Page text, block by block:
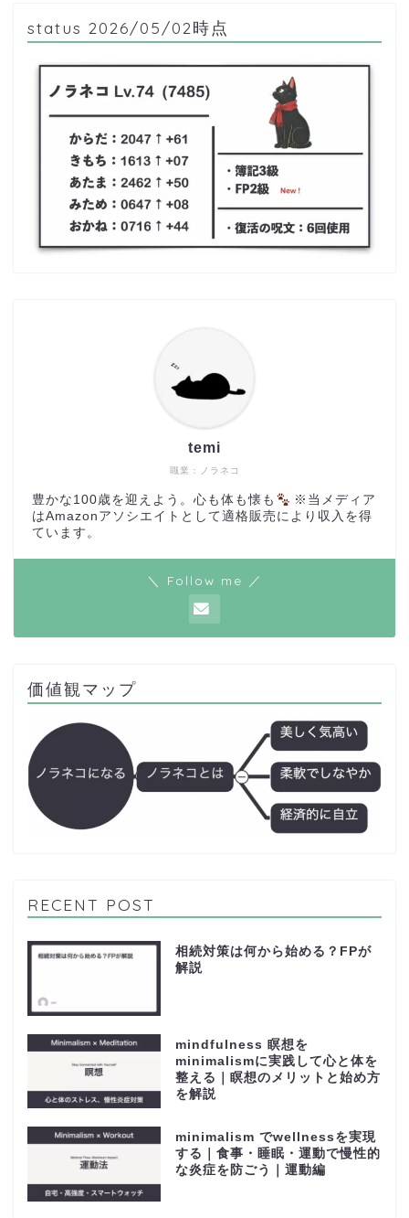
status 2026/05/02時点
職業：ノラネコ
temi
豊かな100歳を迎えよう。心も体も懐も
※当メディア
はAmazonアソシエイトとして適格販売により収入を得
ています。
＼ Follow me ／
価値観マップ
RECENT POST
相続対策は何から始める？FPが
解説
mindfulness 瞑想を
minimalismに実践して心と体を
整える｜瞑想のメリットと始め方
を解説
minimalism でwellnessを実現
する｜食事・睡眠・運動で慢性的
な炎症を防ごう｜運動編